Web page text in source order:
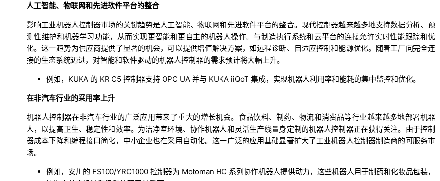
人工智能、物联网和先进软件平台的整合
影响工业机器人控制器市场的关键趋势是人工智能、物联网和先进软件平台的整合。现代控制器越来越多地支持数据分析、预
测性维护和机器学习功能，从而实现更智能和更自主的机器人操作。与制造执行系统和云平台的连接允许实时性能跟踪和优
化。这一趋势为供应商提供了显著的机会，可以提供增值解决方案，如远程诊断、自适应控制和能源优化。随着工厂向完全连
接的生态系统迈进，对智能和软件驱动的机器人控制器的需求预计将大幅上升。
例如，KUKA 的 KR C5 控制器支持 OPC UA 并与 KUKA iiQoT 集成，实现机器人利用率和能耗的集中监控和优化。
在非汽车行业的采用率上升
机器人控制器在非汽车行业的广泛应用带来了重大的增长机会。食品饮料、制药、物流和消费品等行业越来越多地部署机器
人，以提高卫生、稳定性和效率。为洁净室环境、协作机器人和灵活生产线量身定制的机器人控制器正在获得关注。由于控制
器成本下降和编程接口简化，中小企业也在采用自动化。这一广泛的应用基础显著扩大了工业机器人控制器制造商的可服务市
场。
例如，安川的 FS100/YRC1000 控制器为 Motoman HC 系列协作机器人提供动力，这些机器人用于制药和化妆品包装，